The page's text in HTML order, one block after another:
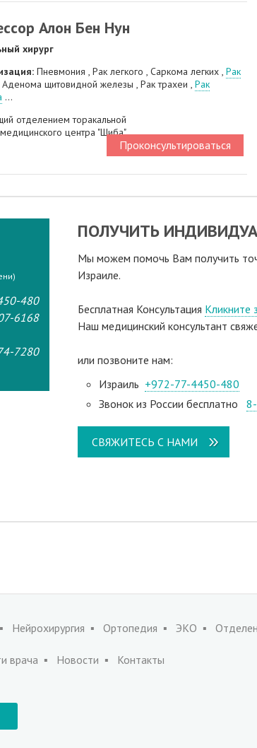
Алон Бен Нун
хирург
Пневмония , Рак легкого , Саркома легких , Рак
Аденома щитовидной железы , Рак трахеи , Рак
...
отделением торакальной
центра "Шиба"
Проконсультироваться
ПОЛУЧИТЬ
Мы можем помочь Вам получить
Израиле.
Бесплатная Консультация Кликните
Наш медицинский консультант
или позвоните нам:
Израиль +972-77-4450-480
Звонок из России бесплатно
СВЯЖИТЕСЬ С НАМИ
480
6168
7280
Нейрохирургия Ортопедия ЭКО
врача Новости Контакты